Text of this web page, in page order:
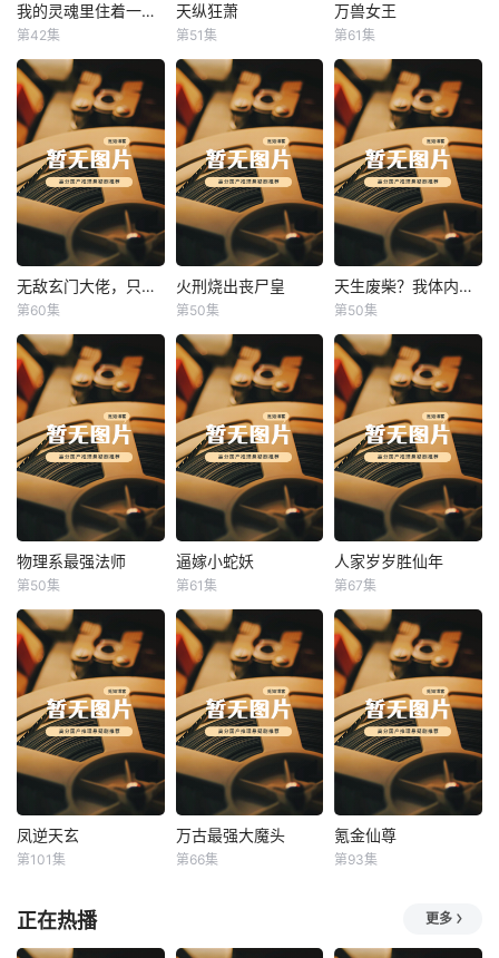
我的灵魂里住着一条龙 我的灵魂里住着一条龙
第42集
天纵狂萧
天纵狂萧
第51集
万兽女王
万兽女王
第61集
无敌玄门大佬，只听姐姐的话 无敌玄门大佬，只听姐姐的话
第60集
火刑烧出丧尸皇
火刑烧出丧尸皇
第50集
天生废柴？我体内有神血 天生废柴？我体内有神血
第50集
物理系最强法师
物理系最强法师
第50集
逼嫁小蛇妖
逼嫁小蛇妖
第61集
人家岁岁胜仙年
人家岁岁胜仙年
第67集
凤逆天玄
凤逆天玄
第101集
万古最强大魔头
万古最强大魔头
第66集
氪金仙尊
氪金仙尊
第93集
正在热播 更多